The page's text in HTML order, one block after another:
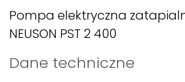
Damian Korkus
Teren całego kraju
Pompa elektryczna
NEUSON PST 2 400
Dane techniczne